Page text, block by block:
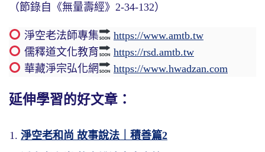
（節錄自《無量壽經》2-34-132）
淨空老法師專集
https://www.amtb.tw
儒釋道文化教育
https://rsd.amtb.tw
華藏淨宗弘化網
https://www.hwadzan.com
延伸學習的好文章：
淨空老和尚 故事說法｜積善篇2